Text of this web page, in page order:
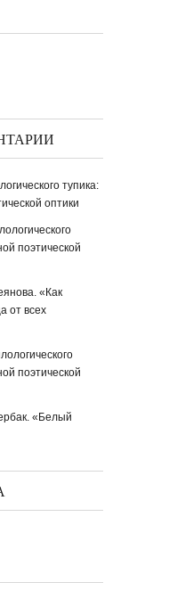
тупика:
оптики
поэтической
«Как
от всех
поэтической
«Белый